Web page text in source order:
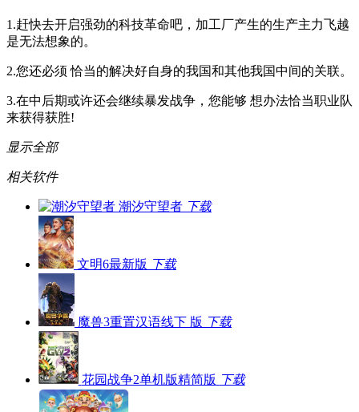
1.赶快去开启强劲的科技革命吧，加工厂产生的生产主力飞越
是无法想象的。
2.您还必须 恰当的解决好自身的我国和其他我国中间的关联。
3.在中后期或许还会继续暴发战争，您能够 想办法恰当职业队
来获得获胜!
显示全部
相关软件
潮汐守望者 下载
文明6最新版 下载
魔兽3重置汉语线下 版 下载
花园战争2单机版精简版 下载